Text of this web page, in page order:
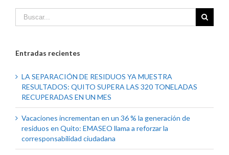
Entradas recientes
LA SEPARACIÓN DE RESIDUOS YA MUESTRA
RESULTADOS: QUITO SUPERA LAS 320 TONELADAS
RECUPERADAS EN UN MES
Vacaciones incrementan en un 36 % la generación de
residuos en Quito: EMASEO llama a reforzar la
corresponsabilidad ciudadana